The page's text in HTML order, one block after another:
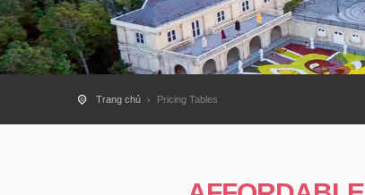
Trang chủ Pricing Tables